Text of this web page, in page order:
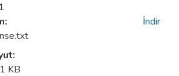
KB
İndir